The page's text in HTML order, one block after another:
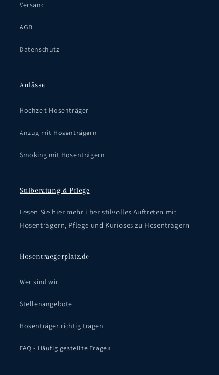
Versand
AGB
Datenschutz
Anlässe
Hochzeit Hosenträger
Anzug mit Hosenträgern
Smoking mit Hosenträgern
Stilberatung & Pflege
Lesen Sie hier mehr über stilvolles Auftreten mit
Hosenträgern, Pflege und Kurioses zu Hosenträgern
Hosentraegerplatz.de
Wer sind wir
Stellenangebote
Hosenträger richtig tragen
FAQ - Häufig gestellte Fragen